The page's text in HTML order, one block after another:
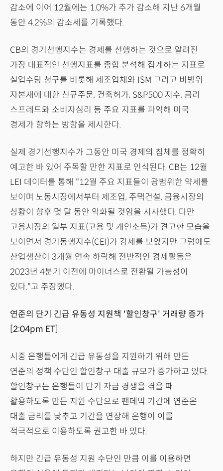
감소에 이어 12월에는 1.0%가 추가 감소해 지난 6개월
동안 4.2%의 감소세를 기록했다.
CB의 경기선행지수는 경제를 선행하는 것으로 알려진
가장 대표적인 선행지표를 종합 분석해 집계하는 지표로
실업수당 청구를 비롯해 제조업체와 ISM 그리고 비방위
자본재에 대한 신규주문, 건축허가, S&P500 지수, 금리
스프레드와 소비자심리 등 주요 지표를 파악해 미국
경제가 향하는 방향을 제시한다.
실제 경기선행지수가 그동안 미국 경제의 침체를 정확히
예고한 바 있어 주목할 만한 지표로 인식된다. CB는 12월
LEI 데이터를 통해 "12월 주요 지표들이 광범위한 약세를
보이며 노동시장에서부터 제조업, 주택건설, 금융시장의
상황이 향후 몇 달 동안 악화될 것임을 시사했다. 다만
고용시장의 일부 지표(고용 및 개인소득)가 견고한 모습을
보이면서 경기동행지수(CEI)가 강세를 보였지만 그럼에도
산업생산이 3개월 연속 하락해 전반적인 경제활동은
2023년 4분기 이전에 마이너스로 전환될 가능성이
있다."고 주장했다.
연준의 단기 긴급 유동성 지원책 '할인창구' 거래량 증가
[2:04pm ET]
시중 은행들에게 긴급 유동성을 지원하기 위해 만든
연준의 정책 수단인 할인창구 대출 규모가 증가하고 있다.
할인창구는 은행들이 단기 자금 경생을 겪을 때
활용하도록 만든 지원 수단으로 팬데믹 기간에 연준은
대출 금리를 낮추고 기간을 연장해 은행이 이를
적극적으로 이용하도록 권고한 바 있다.
하지만 긴급 유동성 지원 수단인 만큼 이를 이용하면